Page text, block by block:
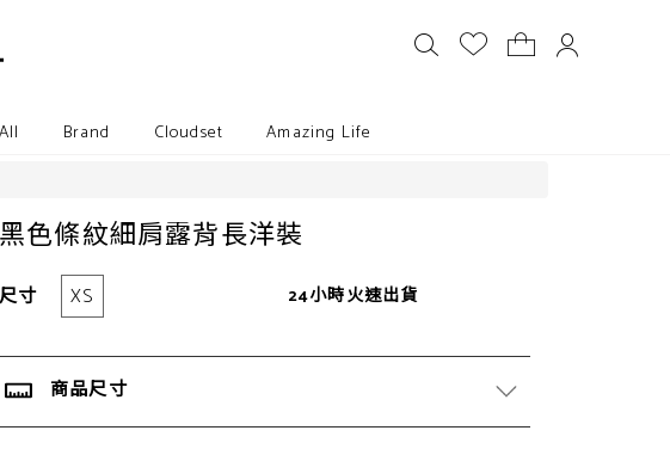
All Brand Cloudset Amazing Life
黑色條紋細肩露背長洋裝
尺寸 XS 24小時火速出貨
商品尺寸